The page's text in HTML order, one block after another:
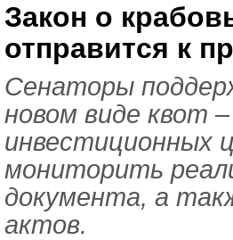
Закон о
отправится к
Сенаторы
новом виде квот
инвестиционных
мониторить
документа, а
актов.